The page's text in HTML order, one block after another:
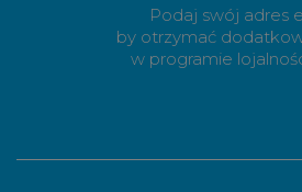
Podaj swój adres
by otrzymać
w programie